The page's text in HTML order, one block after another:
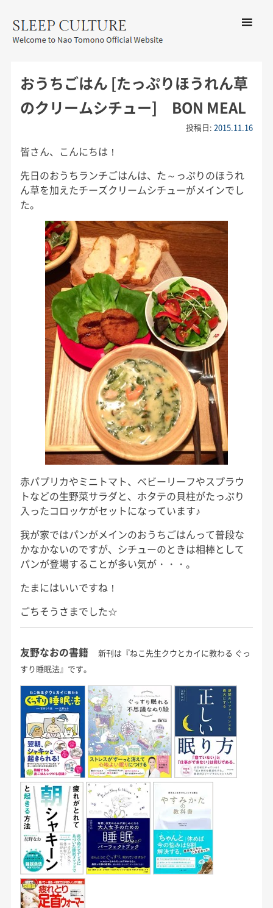
CULTURE
ュ
ー
ツへ移動
おうちごはん [たっぷりほうれん草
のクリームシチュー] BON MEAL
投稿日:2015.11.16
皆さん、こんにちは！
先日のおうちランチごはんは、た～っぷりのほうれ
ん草を加えたチーズクリームシチューがメインでし
た。
赤パプリカやミニトマト、ベビーリーフやスプラウ
トなどの生野菜サラダと、ホタテの貝柱がたっぷり
入ったコロッケがセットになっています♪
我が家ではパンがメインのおうちごはんって普段な
かなかないのですが、シチューのときは相棒として
パンが登場することが多い気が・・・。
たまにはいいですね！
ごちそうさまでした☆
友野なおの書籍
新刊は『ねこ先生クウとカイに教わる ぐっ
すり睡眠法』です。